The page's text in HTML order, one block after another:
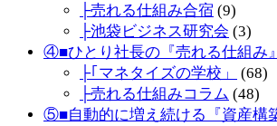
├売れる仕組み合宿 (9)
├池袋ビジネス研究会 (3)
④■ひとり社長の『売れる仕組み』
├｢マネタイズの学校」
(68)
├売れる仕組みコラム (48)
⑤■自動的に増え続ける『資産構